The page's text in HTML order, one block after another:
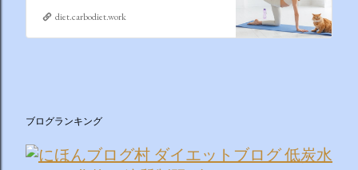
diet.carbodiet.work
ブログランキング